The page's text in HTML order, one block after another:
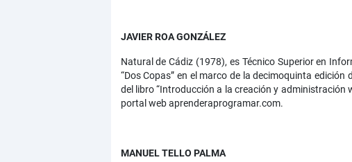
JAVIER ROA GONZÁLEZ
Natural de Cádiz (1978), es Técnico Superior en
“Dos Copas” en el marco de la decimoquinta
del libro “Introducción a la creación y administración
portal web aprenderaprogramar.com.
MANUEL TELLO PALMA